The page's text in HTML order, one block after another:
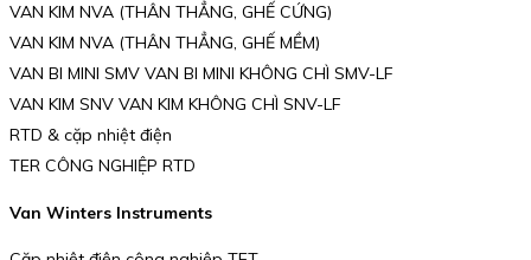
VAN KIM NVA (THÂN THẲNG, GHẾ CỨNG)
VAN KIM NVA (THÂN THẲNG, GHẾ MỀM)
VAN BI MINI SMV VAN BI MINI KHÔNG CHÌ SMV-LF
VAN KIM SNV VAN KIM KHÔNG CHÌ SNV-LF
RTD & cặp nhiệt điện
TER CÔNG NGHIỆP RTD
Van Winters Instruments